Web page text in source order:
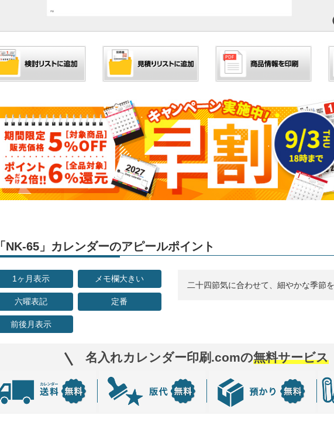
「NK-65」カレンダーのアピールポイント
1ヶ月表示 メモ欄大きい
六曜表記 定番
前後月表示
二十四節気に合わせて、細やかな季節
名入れカレンダー印刷.comの無料サービス